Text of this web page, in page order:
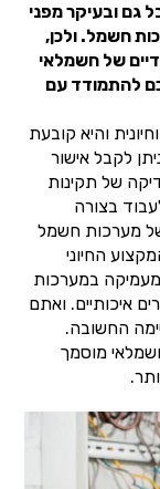
גם ובעיקר מפני
חשמל. ולכן,
של חשמלאי
להתמודד עם
והיא קובעת
לקבל אישור
של תקינות
בצורה
מערכות חשמל
החיוני
מעמיקה במערכות
איכותיים. ואתם
החשובה.
מוסמך